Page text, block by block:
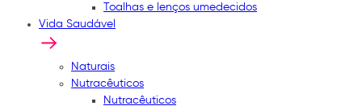
Toalhas e lenços umedecidos
Vida Saudável
Naturais
Nutracêuticos
Nutracêuticos